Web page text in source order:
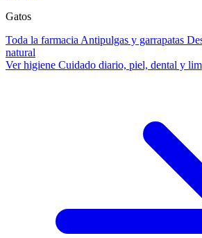
Gatos
Toda la farmacia Antipulgas y garrapatas
natural
Ver higiene Cuidado diario, piel, dental y